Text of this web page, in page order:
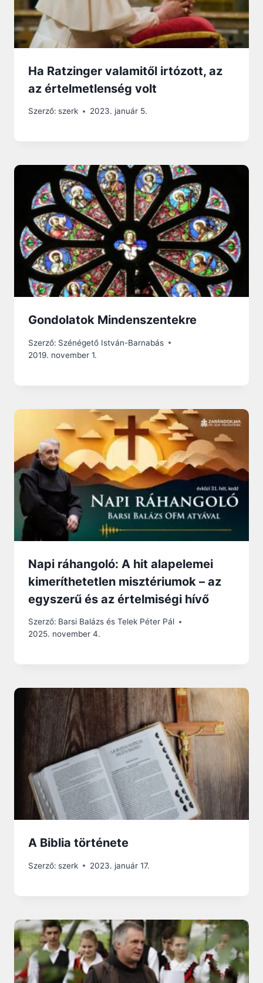
Ha Ratzinger valamitől irtózott, az
az értelmetlenség volt
Szerző: szerk 2023. január 5.
Gondolatok Mindenszentekre
Szerző: Szénégető István-Barnabás
2019. november 1.
Napi ráhangoló: A hit alapelemei
kimeríthetetlen misztériumok – az
egyszerű és az értelmiségi hívő
Szerző: Barsi Balázs és Telek Péter Pál
2025. november 4.
A Biblia története
Szerző: szerk 2023. január 17.